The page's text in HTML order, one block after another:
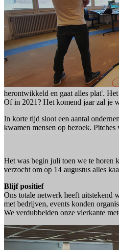
herontwikkeld en gaat alles plat'.
Of in 2021? Het komend jaar zal je
In korte tijd sloot een aantal
kwamen mensen op bezoek.
Het was begin juli toen we te horen
verzocht om op 14 augustus alles
Blijf positief
Ons totale netwerk heeft uitstekend
met bedrijven, events konden
We verdubbelden onze vierkante